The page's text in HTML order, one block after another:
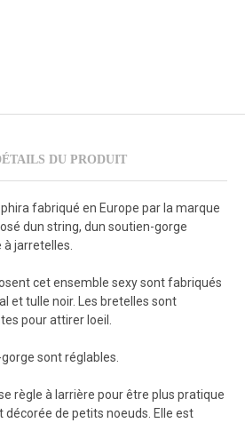
DU PRODUIT
fabriqué en Europe par la marque
dun string, dun soutien-gorge
jarretelles.
cet ensemble sexy sont fabriqués
et tulle noir. Les bretelles sont
pour attirer loeil.
sont réglables.
règle à larrière pour être plus pratique
décorée de petits noeuds. Elle est